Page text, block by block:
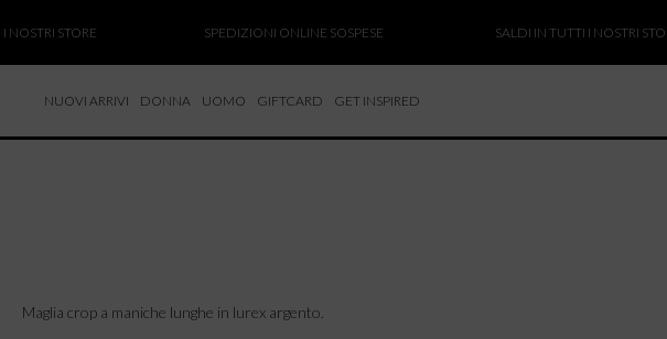
STORE SPEDIZIONI ONLINE SOSPESE SALDI IN TUTTI I NOSTRI STORE
NUOVI ARRIVI DONNA UOMO GIFTCARD GET INSPIRED
ARRIVI
Maglia crop a maniche lunghe in lurex argento.